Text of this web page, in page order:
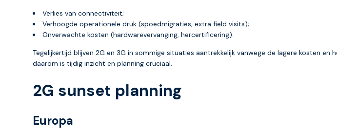
Verlies van connectiviteit;
Verhoogde operationele druk (spoedmigraties, extra field visits);
Onverwachte kosten (hardwarevervanging, hercertificering).
Tegelijkertijd blijven 2G en 3G in sommige situaties aantrekkelijk vanwege de lagere kosten
daarom is tijdig inzicht en planning cruciaal.
2G sunset planning
Europa